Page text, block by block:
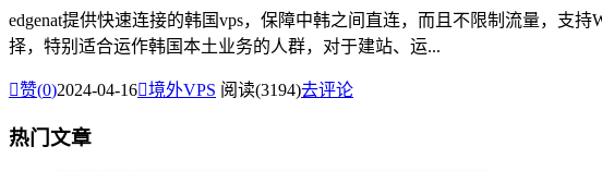
edgenat提供快速连接的韩国vps，保障中韩之间直连，而且不限制流量，支
择，特别适合运作韩国本土业务的人群，对于建站、运...
赞(0)2024-04-16境外VPS 阅读(3194)去评论
热门文章